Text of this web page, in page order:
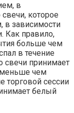
в
которое
в зависимости
Как правило,
больше чем
в течение
свечи принимает
меньше чем
торговой сессии
белый